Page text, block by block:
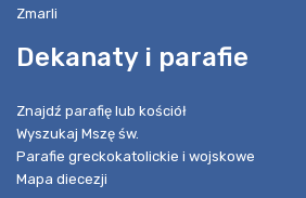
Zmarli
Dekanaty i parafie
Znajdź parafię lub kościół
Wyszukaj Mszę św.
Parafie greckokatolickie i wojskowe
Mapa diecezji